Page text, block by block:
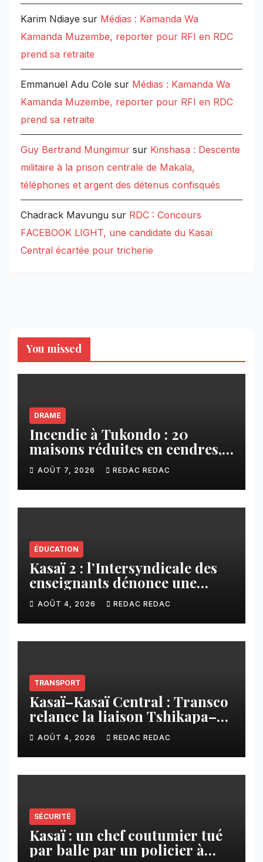
Karim Ndiaye sur Médias : Kamanda Wa
Kamanda Muzembe, reporter pour RFI en RDC
prend sa retraite
Emmanuel Adu Cole sur Médias : Kamanda Wa
Kamanda Muzembe, reporter pour RFI en RDC
prend sa retraite
Guy Bertrand Mungimur sur Kinshasa : Descente
militaire à la prison centrale de Makala,
téléphones et argent des détenus confisqués
Chadrack Mavungu sur RDC : Concours
FACEBOOK LIGHT, une candidate du Kasaï
Central écartée pour tricherie
You missed
DRAME
Incendie à Tukondo : 20
maisons réduites en cendres,
plusieurs familles sans abri
AOÛT 7, 2026 REDAC REDAC
ÉDUCATION
Kasaï 2 : l’Intersyndicale des
enseignants dénonce une
contribution financière
imposée aux écoles de la
CNCA
AOÛT 4, 2026 REDAC REDAC
TRANSPORT
Kasaï–Kasaï Central : Transco
relance la liaison Tshikapa–
Tshiamu pour faciliter les
échanges
AOÛT 4, 2026 REDAC REDAC
SÉCURITÉ
Kasaï : un chef coutumier tué
par balle par un policier à